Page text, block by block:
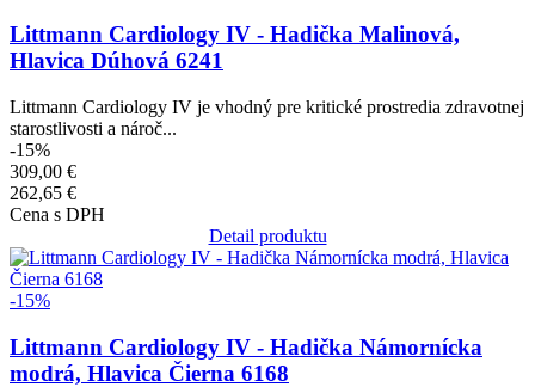
Littmann Cardiology IV - Hadička Malinová,
Hlavica Dúhová 6241
Littmann Cardiology IV je vhodný pre kritické prostredia zdravotnej
starostlivosti a nároč...
-15%
309,00 €
262,65 €
Cena s DPH
Detail produktu
Obrázok
-15%
Littmann Cardiology IV - Hadička Námornícka
modrá, Hlavica Čierna 6168